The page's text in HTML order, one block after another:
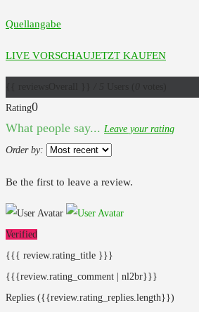
Quellangabe
LIVE VORSCHAUJETZT KAUFEN
Rating0
What people say... Leave your rating
Order by:
Be the first to leave a review.
Verified
{{{ review.rating_title }}}
{{{review.rating_comment | nl2br}}}
Replies ({{review.rating_replies.length}})